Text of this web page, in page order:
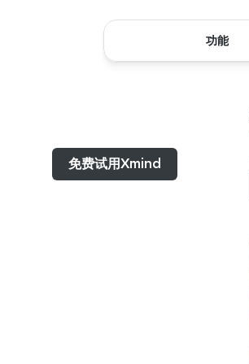
免费试用Xmind
功能